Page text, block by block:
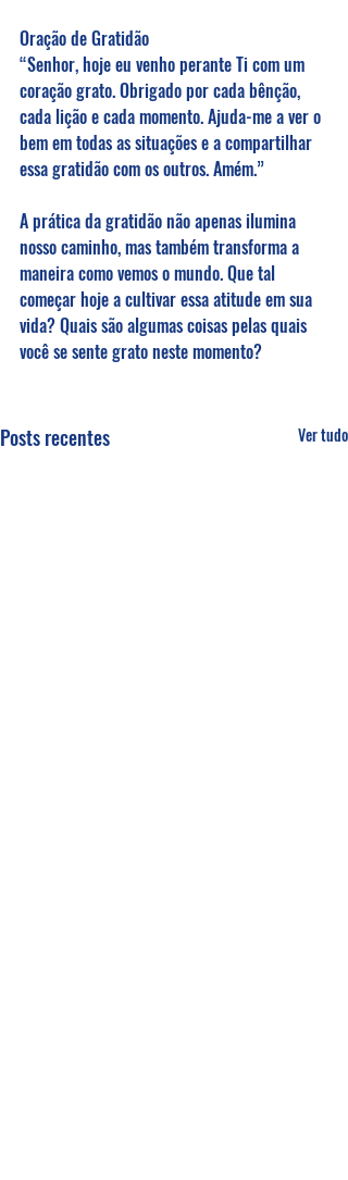
Oração de Gratidão
“Senhor, hoje eu venho perante Ti com um
coração grato. Obrigado por cada bênção,
cada lição e cada momento. Ajuda-me a ver o
bem em todas as situações e a compartilhar
essa gratidão com os outros. Amém.”
A prática da gratidão não apenas ilumina
nosso caminho, mas também transforma a
maneira como vemos o mundo. Que tal
começar hoje a cultivar essa atitude em sua
vida? Quais são algumas coisas pelas quais
você se sente grato neste momento?
Posts recentes Ver tudo